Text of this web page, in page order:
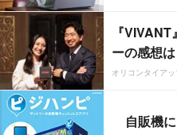
『
ーの感想は
オリコンタイア
自販機